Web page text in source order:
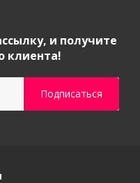
и получите
клиента!